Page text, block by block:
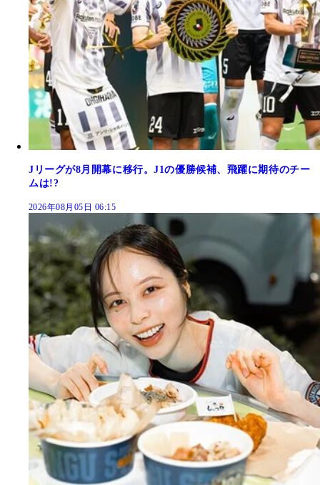
Jリーグが8月開幕に移行。J1の優勝候補、飛躍に期待のチー
ムは!?
2026年08月05日 06:15